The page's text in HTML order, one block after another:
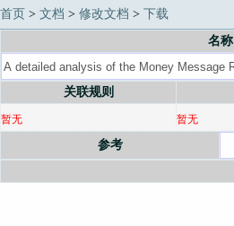
首页 > 文档 > 修改文档 > 下载
名称
关联规则
暂无 暂无
参考